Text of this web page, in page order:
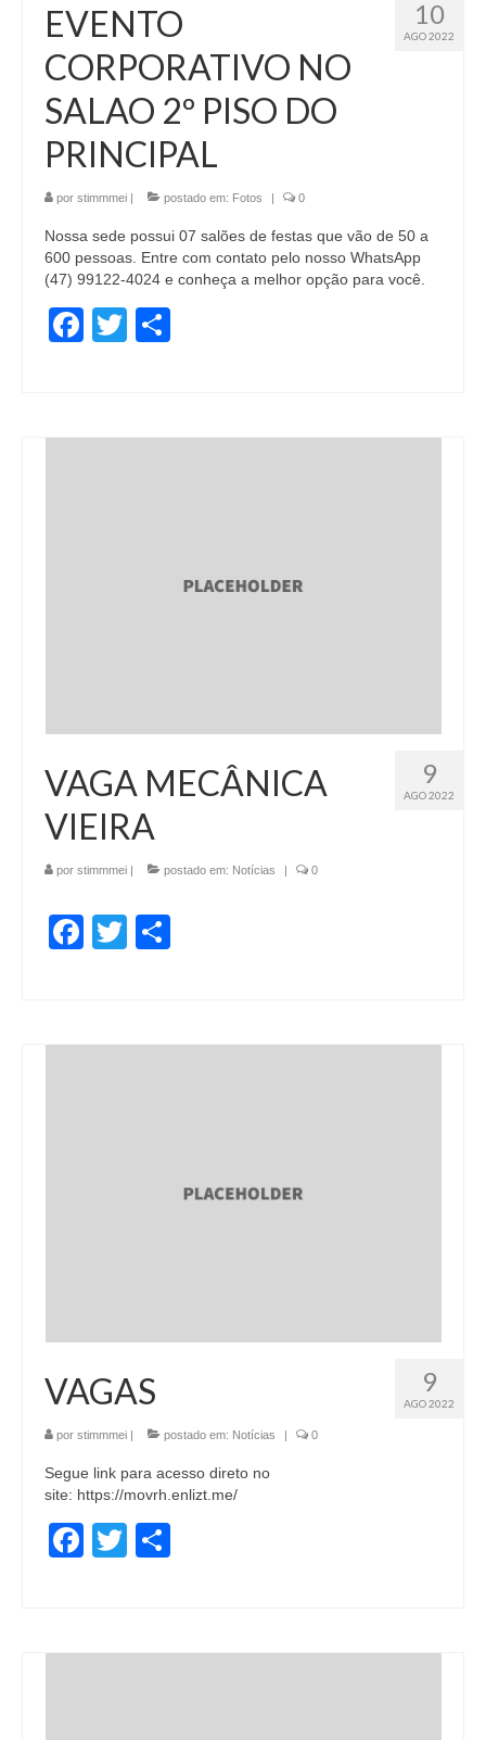
10
AGO 2022
EVENTO
CORPORATIVO NO
SALAO 2º PISO DO
PRINCIPAL
por stimmmei | postado em: Fotos | 0
Nossa sede possui 07 salões de festas que vão de 50 a
600 pessoas. Entre com contato pelo nosso WhatsApp
(47) 99122-4024 e conheça a melhor opção para você.
Facebook
Twitter
9
AGO 2022
VAGA MECÂNICA
VIEIRA
por stimmmei postado em: Notícias 0
Facebook
Twitter
9
AGO 2022
VAGAS
por stimmmei | postado em: Notícias | 0
Segue link para acesso direto no
site: https://movrh.enlizt.me/
Facebook
Twitter